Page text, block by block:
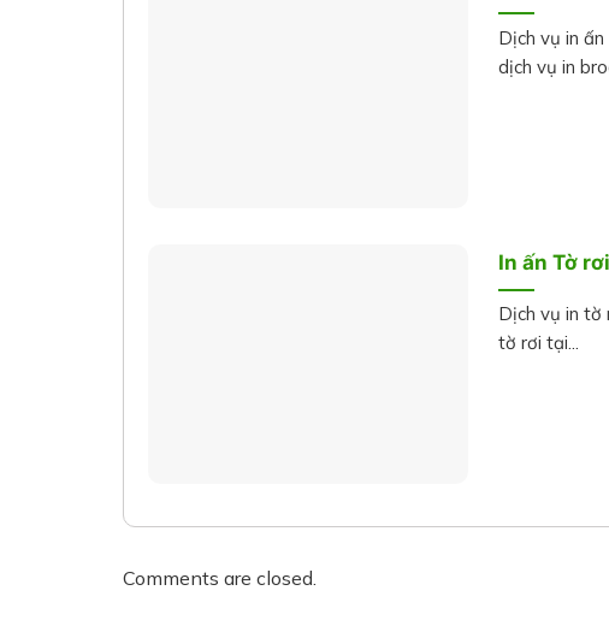
Dịch vụ in
dịch vụ in
In ấn Tờ
Dịch vụ in tờ
tờ rơi tại...
Comments are closed.